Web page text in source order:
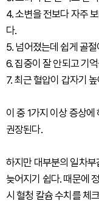
4. 소변을 전보다 자주
다.
5. 넘어졌는데 쉽게 골
6. 집중이 잘 안되고 기
7. 최근 혈압이 갑자기
이 중 1가지 이상 증상
권장된다.
하지만 대부분의 일차부
늦어지기 쉽다. 때문에
시 혈청 칼슘 수치를 체